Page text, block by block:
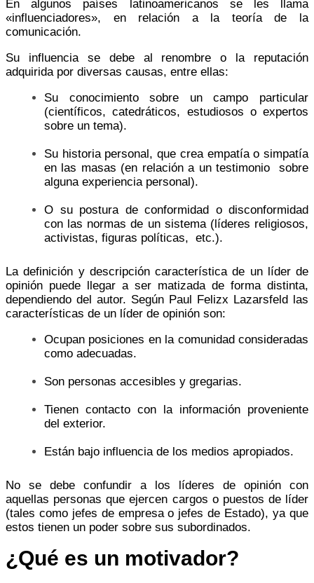
En algunos países latinoamericanos se les llama
«influenciadores», en relación a la teoría de la
comunicación.
Su influencia se debe al renombre o la reputación
adquirida por diversas causas, entre ellas:
Su conocimiento sobre un campo particular
(científicos, catedráticos, estudiosos o expertos
sobre un tema).
Su historia personal, que crea empatía o simpatía
en las masas (en relación a un testimonio sobre
alguna experiencia personal).
O su postura de conformidad o disconformidad
con las normas de un sistema (líderes religiosos,
activistas, figuras políticas, etc.).
La definición y descripción característica de un líder de
opinión puede llegar a ser matizada de forma distinta,
dependiendo del autor. Según Paul Felizx Lazarsfeld las
características de un líder de opinión son:
Ocupan posiciones en la comunidad consideradas
como adecuadas.
Son personas accesibles y gregarias.
Tienen contacto con la información proveniente
del exterior.
Están bajo influencia de los medios apropiados.
No se debe confundir a los líderes de opinión con
aquellas personas que ejercen cargos o puestos de líder
(tales como jefes de empresa o jefes de Estado), ya que
estos tienen un poder sobre sus subordinados.
¿Qué es un motivador?